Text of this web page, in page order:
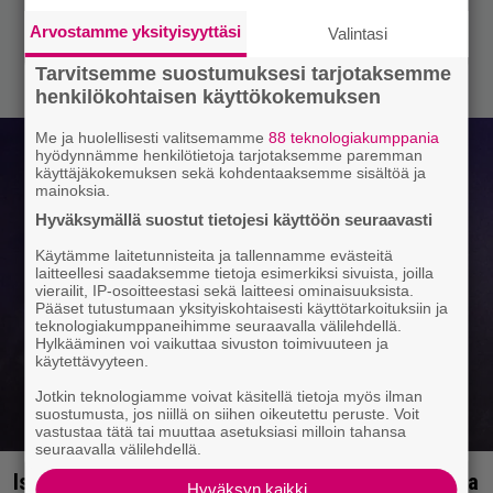
Islannista löytyy muutakin kuin mädätettyä haita ja
Arvostamme yksityisyyttäsi Valintasi
Tarvitsemme suostumuksesi tarjotaksemme
henkilökohtaisen käyttökokemuksen
Me ja huolellisesti valitsemamme88 teknologiakumppania
hyödynnämme henkilötietoja tarjotaksemme paremman
käyttäjäkokemuksen sekä kohdentaaksemme sisältöä ja
mainoksia.
Hyväksymällä suostut tietojesi käyttöön seuraavasti
Käytämme laitetunnisteita ja tallennamme evästeitä
laitteellesi saadaksemme tietoja esimerkiksi sivuista, joilla
vierailit, IP-osoitteestasi sekä laitteesi ominaisuuksista.
Pääset tutustumaan yksityiskohtaisesti käyttötarkoituksiin ja
teknologiakumppaneihimme seuraavalla välilehdellä.
Hylkääminen voi vaikuttaa sivuston toimivuuteen ja
käytettävyyteen.
Jotkin teknologiamme voivat käsitellä tietoja myös ilman
suostumusta, jos niillä on siihen oikeutettu peruste. Voit
vastustaa tätä tai muuttaa asetuksiasi milloin tahansa
seuraavalla välilehdellä.
Hyväksyn kaikki